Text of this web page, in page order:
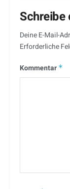
Schreibe
Deine E-Mail-
Erforderliche
Kommentar *